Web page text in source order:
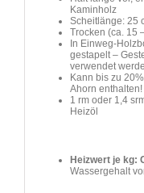
Kaminholz
Scheitlänge: 25
Trocken (ca. 15
In Einweg-
gestapelt –
verwendet
Kann bis zu
Ahorn enthalten!
1 rm oder 1,4
Heizöl
Heizwert je kg:
Wassergehalt